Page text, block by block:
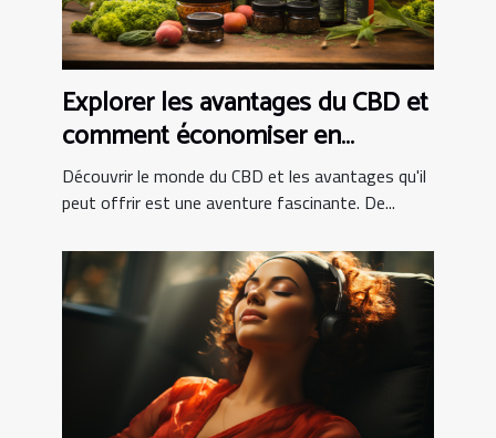
Explorer les avantages du CBD et
comment économiser en
achetant en ligne
Découvrir le monde du CBD et les avantages qu'il
peut offrir est une aventure fascinante. De...